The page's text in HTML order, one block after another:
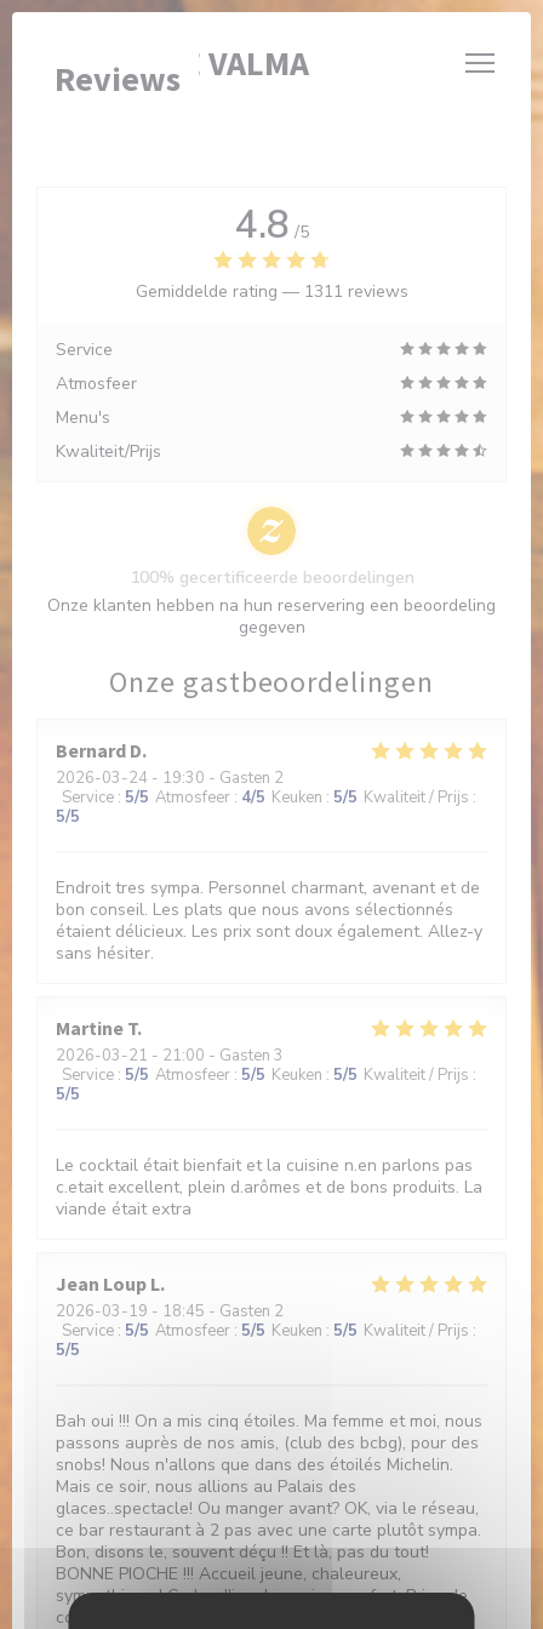
Cookies beheer paneel
BRASSERIE VALMA
Reviews
Onze gastbeoordelingen
Bernard D
2026-03-24 - 19:30 - Gasten 2
Service : 5/5 Atmosfeer : 4/5 Keuken : 5/5 Kwaliteit / Prijs :
5/5
Endroit tres sympa. Personnel charmant, avenant et de
bon conseil. Les plats que nous avons sélectionnés
étaient délicieux. Les prix sont doux également. Allez-y
sans hésiter.
Martine T
2026-03-21 - 21:00 - Gasten 3
Service : 5/5 Atmosfeer : 5/5 Keuken : 5/5 Kwaliteit / Prijs :
5/5
Le cocktail était bienfait et la cuisine n.en parlons pas
c.etait excellent, plein d.arômes et de bons produits. La
viande était extra
Jean Loup L
2026-03-19 - 18:45 - Gasten 2
Service : 5/5 Atmosfeer : 5/5 Keuken : 5/5 Kwaliteit / Prijs :
5/5
Bah oui !!! On a mis cinq étoiles. Ma femme et moi, nous
passons auprès de nos amis, (club des bcbg), pour des
snobs! Nous n'allons que dans des étoilés Michelin.
Mais ce soir, nous allions au Palais des
glaces..spectacle! Ou manger avant? OK, via le réseau,
ce bar restaurant à 2 pas avec une carte plutôt sympa.
Bon, disons le, souvent déçu !! Et là, pas du tout!
BONNE PIOCHE !!! Accueil jeune, chaleureux,
sympathique ! Cadre d'jeun's, assise comfort. Prise de
commande rapide du gentil responsable, service
4.8 /5
Gemiddelde rating — 1311 reviews
Service
Atmosfeer
Menu's
Kwaliteit/Prijs
100% gecertificeerde beoordelingen
Onze klanten hebben na hun reservering een beoordeling
gegeven